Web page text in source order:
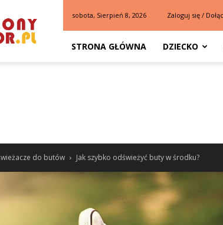
sobota, Sierpień 8, 2026 Zaloguj się /
STRONA GŁÓWNA DZIECKO
do butów Jak szybko odświeżyć buty w środku?